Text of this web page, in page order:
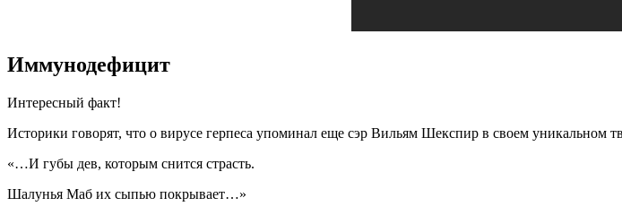
Иммунодефицит
Интересный факт!
Историки говорят, что о вирусе герпеса упоминал еще сэр Вильям Шекспир в своем уникальном
«…И губы дев, которым снится страсть.
Шалунья Маб их сыпью покрывает…»